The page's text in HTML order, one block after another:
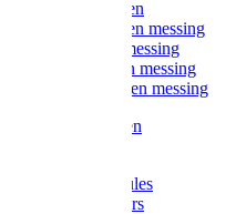
Kogelkranen
Koppelingen messing
Sproeiers messing
Tuinspuiten messing
Slangstukken messing
Handspuiten
Kunststoftules
Regenmeters